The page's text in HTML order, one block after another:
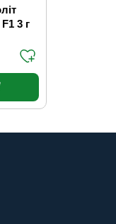
3 г